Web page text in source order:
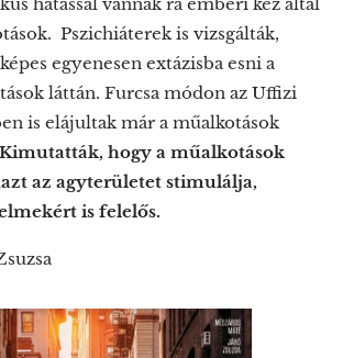
Pszichiáterek is vizsgálták,
egyenesen extázisba esni a
láttán. Furcsa módon az Uffizi
is elájultak már a műalkotások
Kimutatták, hogy a műalkotások
az agyterületet stimulálja,
is felelős.